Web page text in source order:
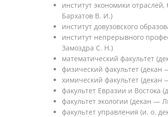
институт экономики
Бархатов В. И.)
институт довузовского
институт непрерывного
Замоздра С. Н.)
математический факультет
физический факультет (декан
химический факультет (декан
факультет Евразии и Востока
факультет экологии (декан —
факультет управления (и. о.